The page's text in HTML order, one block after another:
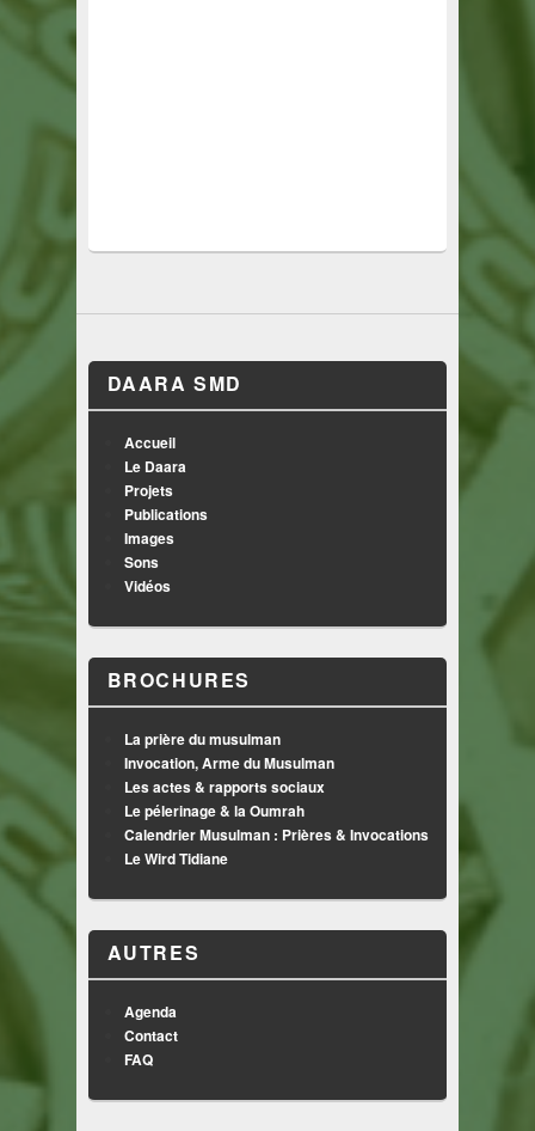
DAARA SMD
Accueil
Le Daara
Projets
Publications
Images
Sons
Vidéos
BROCHURES
La prière du musulman
Invocation, Arme du Musulman
Les actes & rapports sociaux
Le pélerinage & la Oumrah
Calendrier Musulman : Prières & Invocations
Le Wird Tidiane
AUTRES
Agenda
Contact
FAQ